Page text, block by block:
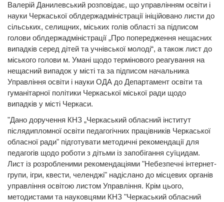
Валерій Данилевський розповідає, що управлінням освіти і
науки Черкаської облдержадміністрації ініційовано листи до
сільських, селищних, міських голів області за підписом
голови облдержадміністрації „Про попередження нещасних
випадків серед дітей та учнівської молоді“, а також лист до
міського голови м. Умані щодо термінового реагування на
нещасний випадок у місті та за підписом начальника
Управління освіти і науки ОДА до Департамент освіти та
гуманітарної політики Черкаської міської ради щодо
випадків у місті Черкаси.
"Дано доручення КНЗ „Черкаський обласний інститут
післядипломної освіти педагогічних працівників Черкаської
обласної ради" підготувати методичні рекомендації для
педагогів щодо роботи з дітьми із запобігання суїцидам.
Лист із розробленими рекомендаціями "Небезпечні інтернет-
групи, ігри, квести, челенджі" надіслано до місцевих органів
управління освітою листом Управління. Крім цього,
методистами та науковцями КНЗ "Черкаський обласний